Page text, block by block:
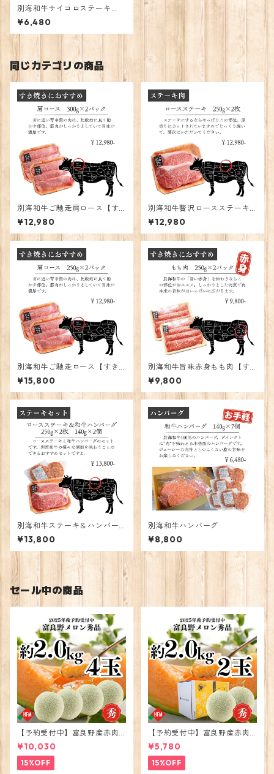
別海和牛サイコロステーキ
【ステーキ用】
¥6,480
同じカテゴリの商品
別海和牛ご馳走肩ロース【す
き焼き用】
¥12,980
別海和牛贅沢ロースステーキ
【ステーキ用】
¥12,980
別海和牛ご馳走ロース【すき
焼き用】
¥15,800
別海和牛旨味赤身もも肉【す
き焼き用】
¥9,800
別海和牛ステーキ＆ハンバー
グ
¥13,800
別海和牛ハンバーグ
¥8,800
セール中の商品
【予約受付中】富良野産赤肉
メロン大玉4玉2026年度出荷
¥10,030
15%OFF
【予約受付中】富良野産赤肉
メロン大玉2玉2026年度出荷
¥5,780
15%OFF